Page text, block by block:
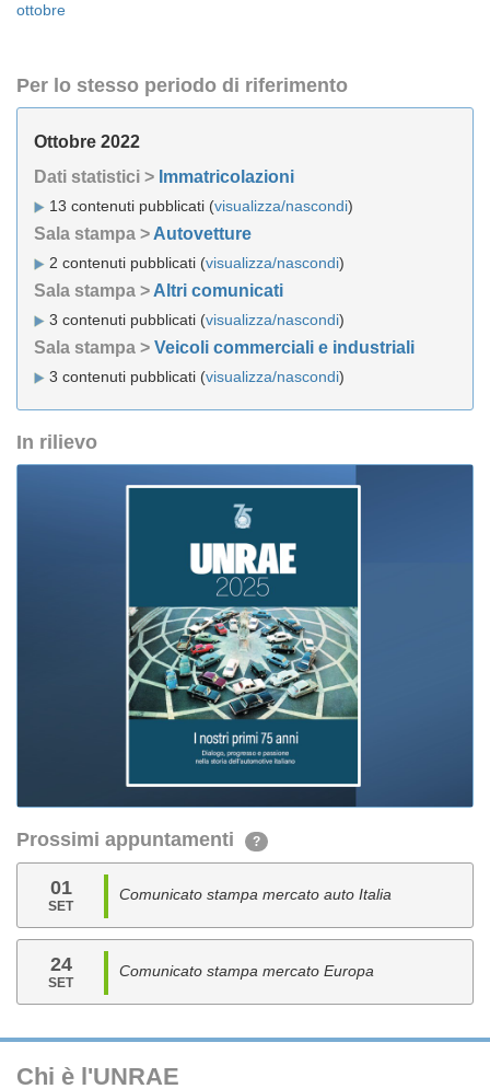
ottobre
Per lo stesso periodo di riferimento
Ottobre 2022
Dati statistici > Immatricolazioni
13 contenuti pubblicati (visualizza/nascondi)
Sala stampa > Autovetture
2 contenuti pubblicati (visualizza/nascondi)
Sala stampa > Altri comunicati
3 contenuti pubblicati (visualizza/nascondi)
Sala stampa > Veicoli commerciali e industriali
3 contenuti pubblicati (visualizza/nascondi)
In rilievo
Prossimi appuntamenti ?
01
SET
Comunicato stampa mercato auto Italia
24
SET
Comunicato stampa mercato Europa
Chi è l'UNRAE